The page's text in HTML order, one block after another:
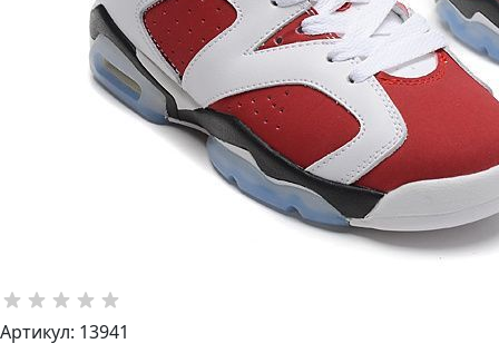
Артикул: 13941